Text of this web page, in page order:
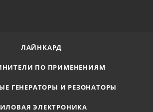
ЛАЙНКАРД
ПО ПРИМЕНЕНИЯМ
ГЕНЕРАТОРЫ И РЕЗОНАТОРЫ
ЭЛЕКТРОНИКА